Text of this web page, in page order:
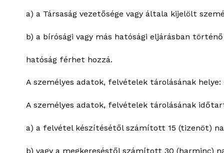
a) a Társaság vezetősége vagy általa kijelölt
b) a bírósági vagy más hatósági eljárásban
hatóság férhet hozzá.
A személyes adatok, felvételek tárolásának
A személyes adatok, felvételek tárolásának
a) a felvétel készítésétől számított 15 (tizenöt)
b) vagy a megkereséstől számított 30 (harminc)